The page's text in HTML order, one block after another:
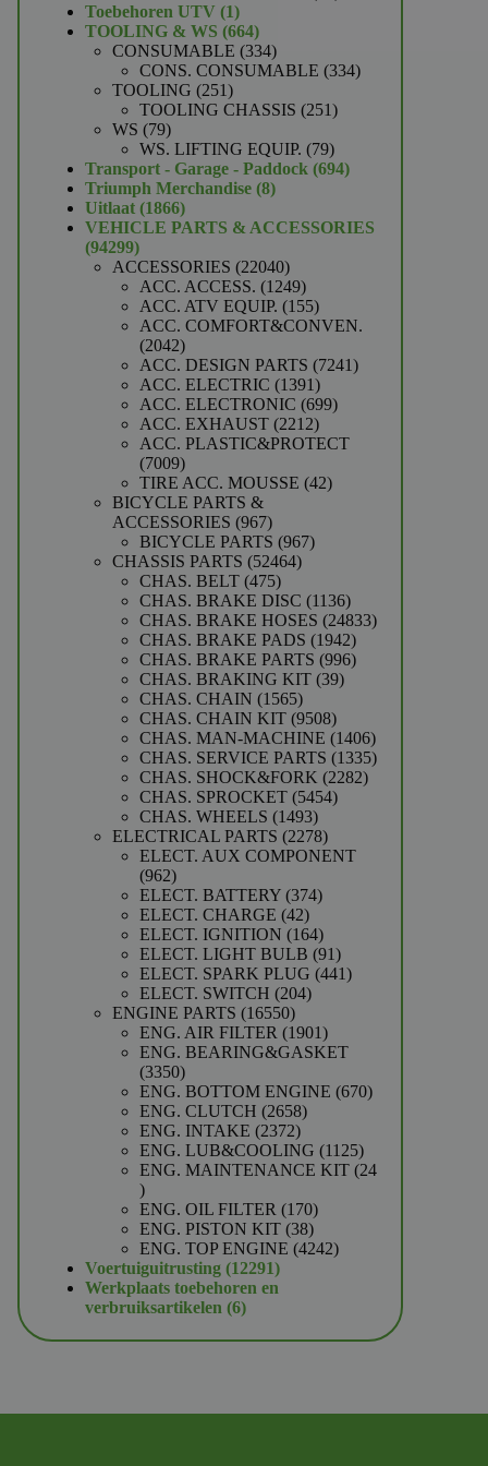
Toebehoren UTV 11
product
TOOLING & WS 664664
producten
CONSUMABLE 334334
producten
CONS. CONSUMABLE 334334
TOOLING 251251
producten
TOOLING CHASSIS 251251
WS 7979
producten
WS. LIFTING EQUIP. 7979
producten
Transport - Garage - Paddock 694694
Triumph Merchandise 88
Uitlaat 18661866
producten
VEHICLE PARTS & ACCESSORIES
9429994299
producten
ACCESSORIES 2204022040
producten
ACC. ACCESS. 12491249
producten
ACC. ATV EQUIP. 155155
producten
ACC. COMFORT&CONVEN.
20422042
producten
ACC. DESIGN PARTS 72417241
ACC. ELECTRIC 13911391
producten
ACC. ELECTRONIC 699699
ACC. EXHAUST 22122212
producten
ACC. PLASTIC&PROTECT
70097009
producten
TIRE ACC. MOUSSE 4242
BICYCLE PARTS &
ACCESSORIES 967967
producten
BICYCLE PARTS 967967
CHASSIS PARTS 5246452464
CHAS. BELT 475475
producten
CHAS. BRAKE DISC 11361136
producten
CHAS. BRAKE HOSES 2483324833
CHAS. BRAKE PADS 19421942
producten
CHAS. BRAKE PARTS 996996
CHAS. BRAKING KIT 3939
CHAS. CHAIN 15651565
producten
CHAS. CHAIN KIT 95089508
producten
CHAS. MAN-MACHINE 14061406
producten
CHAS. SERVICE PARTS 13351335
CHAS. SHOCK&FORK 22822282
CHAS. SPROCKET 54545454
CHAS. WHEELS 14931493
producten
ELECTRICAL PARTS 22782278
producten
ELECT. AUX COMPONENT
962962
producten
ELECT. BATTERY 374374
ELECT. CHARGE 4242
producten
ELECT. IGNITION 164164
producten
ELECT. LIGHT BULB 9191
producten
ELECT. SPARK PLUG 441441
ELECT. SWITCH 204204
ENGINE PARTS 1655016550
producten
ENG. AIR FILTER 19011901
producten
ENG. BEARING&GASKET
33503350
producten
ENG. BOTTOM ENGINE 670670
ENG. CLUTCH 26582658
ENG. INTAKE 23722372
producten
ENG. LUB&COOLING 11251125
producten
ENG. MAINTENANCE KIT 24
24
producten
ENG. OIL FILTER 170170
producten
ENG. PISTON KIT 3838
producten
ENG. TOP ENGINE 42424242
Voertuiguitrusting 1229112291
producten
Werkplaats toebehoren en
verbruiksartikelen 66